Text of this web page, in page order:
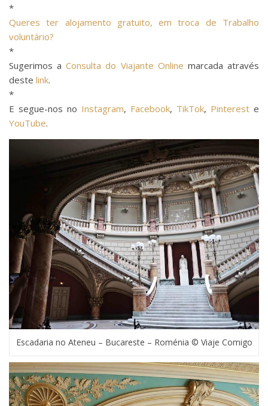
*
Queres ter alojamento gratuito, em troca de Trabalho
voluntário?
*
Sugerimos aConsulta do Viajante Online marcada através
deste link.
*
E segue-nos no Instagram, Facebook, TikTok, Pinterest e
YouTube.
Escadaria no Ateneu – Bucareste – Roménia © Viaje Comigo